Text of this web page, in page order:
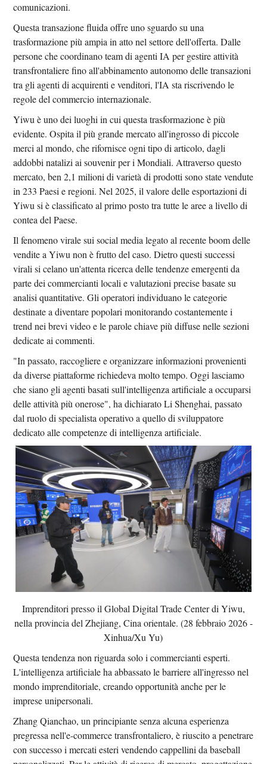
comunicazioni.
Questa transazione fluida offre uno sguardo su una
trasformazione più ampia in atto nel settore dell'offerta. Dalle
persone che coordinano team di agenti IA per gestire attività
transfrontaliere fino all'abbinamento autonomo delle transazioni
tra gli agenti di acquirenti e venditori, l'IA sta riscrivendo le
regole del commercio internazionale.
Yiwu è uno dei luoghi in cui questa trasformazione è più
evidente. Ospita il più grande mercato all'ingrosso di piccole
merci al mondo, che rifornisce ogni tipo di articolo, dagli
addobbi natalizi ai souvenir per i Mondiali. Attraverso questo
mercato, ben 2,1 milioni di varietà di prodotti sono state vendute
in 233 Paesi e regioni. Nel 2025, il valore delle esportazioni di
Yiwu si è classificato al primo posto tra tutte le aree a livello di
contea del Paese.
Il fenomeno virale sui social media legato al recente boom delle
vendite a Yiwu non è frutto del caso. Dietro questi successi
virali si celano un'attenta ricerca delle tendenze emergenti da
parte dei commercianti locali e valutazioni precise basate su
analisi quantitative. Gli operatori individuano le categorie
destinate a diventare popolari monitorando costantemente i
trend nei brevi video e le parole chiave più diffuse nelle sezioni
dedicate ai commenti.
"In passato, raccogliere e organizzare informazioni provenienti
da diverse piattaforme richiedeva molto tempo. Oggi lasciamo
che siano gli agenti basati sull'intelligenza artificiale a occuparsi
delle attività più onerose", ha dichiarato Li Shenghai, passato
dal ruolo di specialista operativo a quello di sviluppatore
dedicato alle competenze di intelligenza artificiale.
Imprenditori presso il Global Digital Trade Center di Yiwu,
nella provincia del Zhejiang, Cina orientale. (28 febbraio 2026 -
Xinhua/Xu Yu)
Questa tendenza non riguarda solo i commercianti esperti.
L'intelligenza artificiale ha abbassato le barriere all'ingresso nel
mondo imprenditoriale, creando opportunità anche per le
imprese unipersonali.
Zhang Qianchao, un principiante senza alcuna esperienza
pregressa nell'e-commerce transfrontaliero, è riuscito a penetrare
con successo i mercati esteri vendendo cappellini da baseball